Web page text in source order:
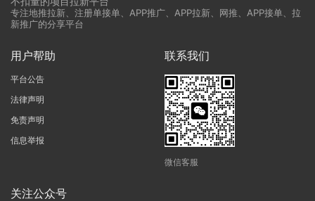
专注地推拉新、注册单接单、APP推广、APP拉新、网推、APP接单、拉
新推广的分享平台
用户帮助
平台公告
法律声明
免责声明
信息举报
联系我们
微信客服
关注公众号